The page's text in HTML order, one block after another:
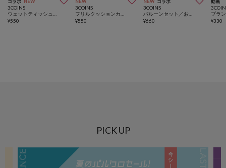
コラボ NEW
3COINS
¥550
NEW
3COINS
¥550
NEW コラボ
3COINS
¥660
動画
¥330
PICK UP